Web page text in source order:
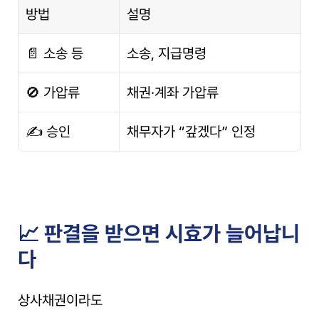
방법 설명
📄 소송 등 소송, 지급명령
🚫 가압류 채권·계좌 가압류
✍️ 승인 채무자가 “갚겠다” 인정
📈 판결을 받으면 시효가 늘어납니
다
상사채권이라도